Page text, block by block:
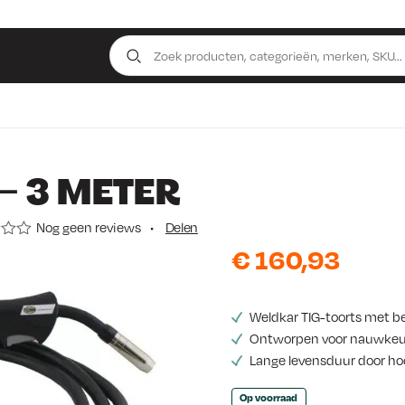
3 METER
Nog geen reviews • Delen
€160,93
Weldkar TIG-toorts met
Ontworpen voor
Lange levensduur door
Op voorraad